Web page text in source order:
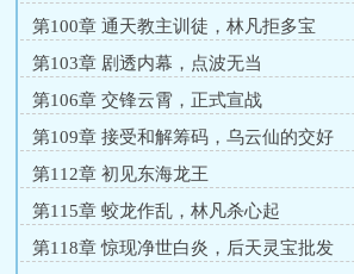
第100章 通天教主训徒，林凡拒多宝
第103章 剧透内幕，点波无当
第106章 交锋云霄，正式宣战
第109章 接受和解筹码，乌云仙的交好
第112章 初见东海龙王
第115章 蛟龙作乱，林凡杀心起
第118章 惊现净世白炎，后天灵宝批发